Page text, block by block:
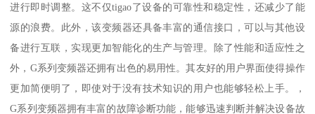
进行即时调整。这不仅tigao了设备的可靠性和稳定性，还减少了能
源的浪费。此外，该变频器还具备丰富的通信接口，可以与其他设
备进行互联，实现更加智能化的生产与管理。除了性能和适应性之
外，G系列变频器还拥有出色的易用性。其友好的用户界面使得操作
更加简便明了，即使对于没有技术知识的用户也能够轻松上手。，
G系列变频器拥有丰富的故障诊断功能，能够迅速判断并解决设备故